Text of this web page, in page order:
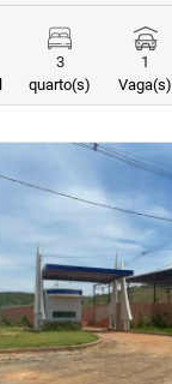
3
quarto(s)
1
Vaga(s)